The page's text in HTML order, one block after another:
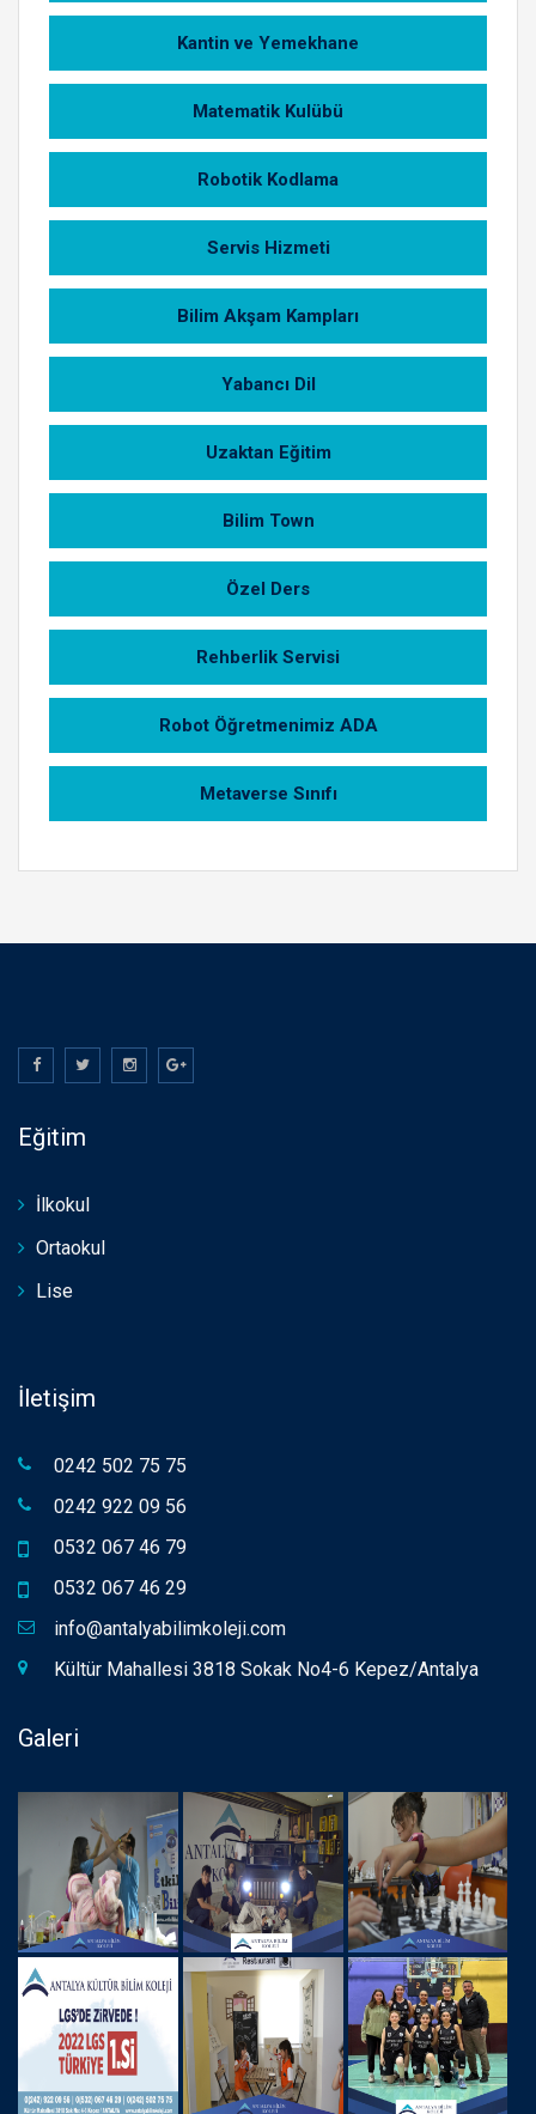
Kantin ve Yemekhane
Matematik Kulübü
Robotik Kodlama
Servis Hizmeti
Bilim Akşam Kampları
Yabancı Dil
Uzaktan Eğitim
Bilim Town
Özel Ders
Rehberlik Servisi
Robot Öğretmenimiz ADA
Metaverse Sınıfı
Eğitim
İlkokul
Ortaokul
Lise
İletişim
0242 502 75 75
0242 922 09 56
0532 067 46 79
0532 067 46 29
info@antalyabilimkoleji.com
Kültür Mahallesi 3818 Sokak No4-6 Kepez/Antalya
Galeri